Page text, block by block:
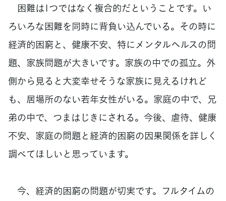
困難は1つではなく複合的だということです。い
ろいろな困難を同時に背負い込んでいる。その時に
経済的困窮と、健康不安、特にメンタルヘルスの問
題、家族問題が大きいです。家族の中での孤立。外
側から見ると大変幸せそうな家族に見えるけれど
も、居場所のない若年女性がいる。家庭の中で、兄
弟の中で、つまはじきにされる。今後、虐待、健康
不安、家庭の問題と経済的困窮の因果関係を詳しく
調べてほしいと思っています。
今、経済的困窮の問題が切実です。フルタイムの